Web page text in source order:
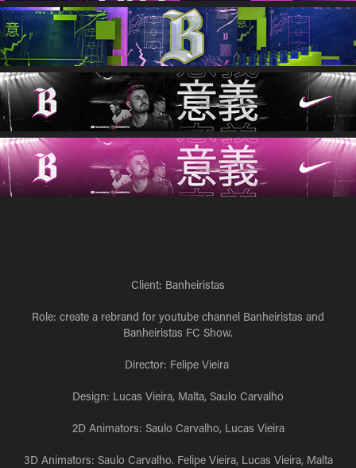
Client: Banheiristas
Role: create a rebrand for youtube channel Banheiristas and
Banheiristas FC Show.
Director: Felipe Vieira
Design: Lucas Vieira, Malta, Saulo Carvalho
2D Animators: Saulo Carvalho, Lucas Vieira
3D Animators: Saulo Carvalho. Felipe Vieira, Lucas Vieira, Malta